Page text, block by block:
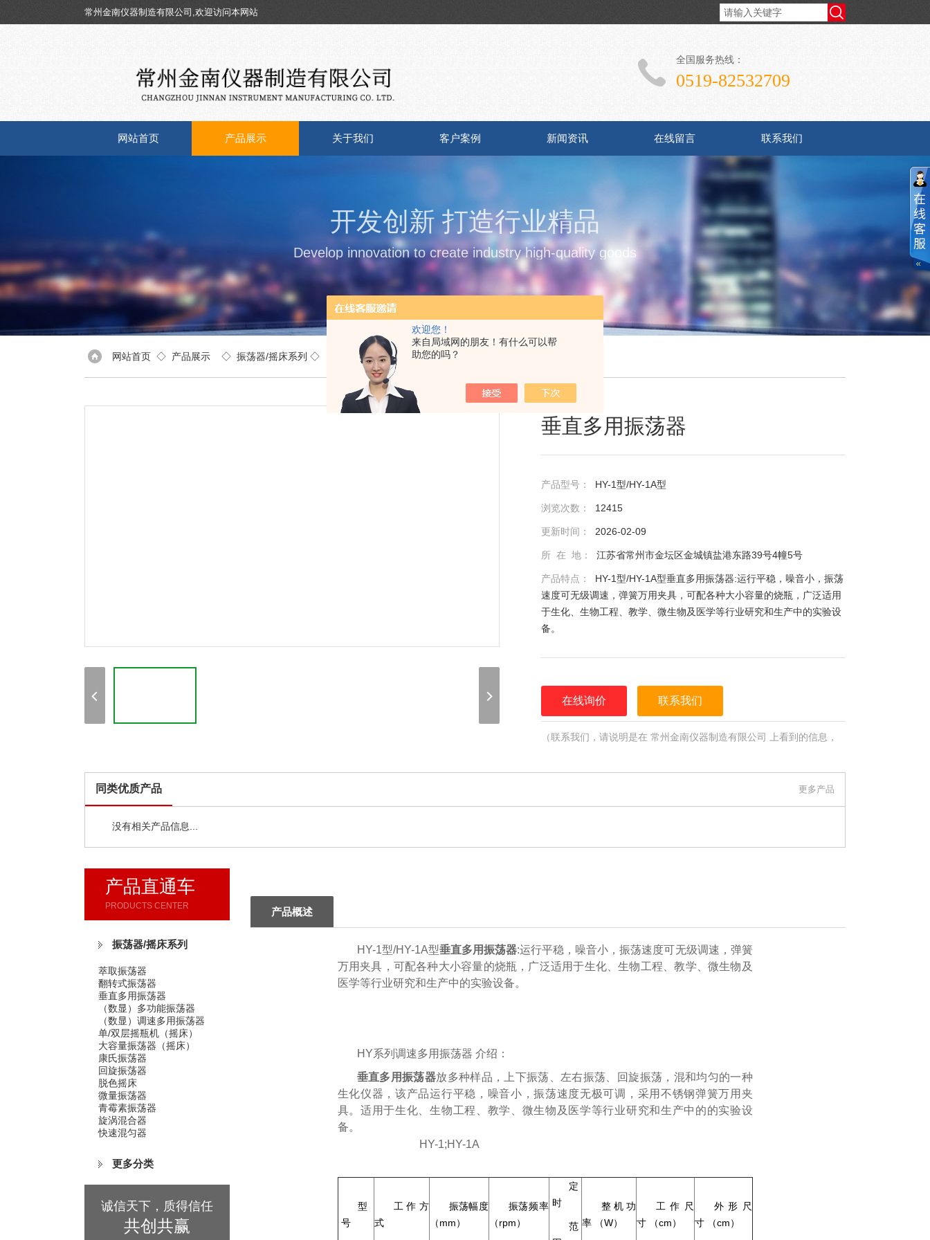
欢迎您！
来自局域网的朋友！有什么可以帮
助您的吗？
常州金南仪器制造有限公司,欢迎访问本网站
全国服务热线：
0519-82532709
网站首页 产品展示 关于我们 客户案例 新闻资讯 在线留言 联系我们
开发创新 打造行业精品
Develop innovation to create industry high-quality goods
网站首页 ◇ 产品展示 ◇ 振荡器/摇床系列 ◇ 垂直多用振荡器> HY-1型/HY-1A型垂直多用振荡器
垂直多用振荡器
产品型号： HY-1型/HY-1A型
浏览次数： 12415
更新时间： 2026-02-09
所 在 地： 江苏省常州市金坛区金城镇盐港东路39号4幢5号
产品特点： HY-1型/HY-1A型垂直多用振荡器:运行平稳，噪音小，振荡
速度可无级调速，弹簧万用夹具，可配各种大小容量的烧瓶，广泛适用
于生化、生物工程、教学、微生物及医学等行业研究和生产中的实验设
备。
在线询价 联系我们
（联系我们，请说明是在 常州金南仪器制造有限公司 上看到的信息，
同类优质产品 更多产品
没有相关产品信息...
产品直通车
PRODUCTS CENTER
振荡器/摇床系列
萃取振荡器
翻转式振荡器
垂直多用振荡器
（数显）多功能振荡器
（数显）调速多用振荡器
单/双层摇瓶机（摇床）
大容量振荡器（摇床）
康氏振荡器
回旋振荡器
脱色摇床
微量振荡器
青霉素振荡器
旋涡混合器
快速混匀器
更多分类
诚信天下，质得信任
共创共赢
产品概述
HY-1型/HY-1A型垂直多用振荡器:运行平稳，噪音小，振荡速度可无级调速，弹簧
万用夹具，可配各种大小容量的烧瓶，广泛适用于生化、生物工程、教学、微生物及
医学等行业研究和生产中的实验设备。
HY系列调速多用振荡器 介绍：
垂直多用振荡器放多种样品，上下振荡、左右振荡、回旋振荡，混和均匀的一种
生化仪器，该产品运行平稳，噪音小，振荡速度无极可调，采用不锈钢弹簧万用夹
具。适用于生化、生物工程、教学、微生物及医学等行业研究和生产中的的实验设
备。
HY-1;HY-1A
型
号
工作方
式
振荡幅度
（mm）
振荡频率
（rpm）
定
时
范
整机功
率 （W）
工作尺
寸 （cm）
外形尺
寸 （cm）